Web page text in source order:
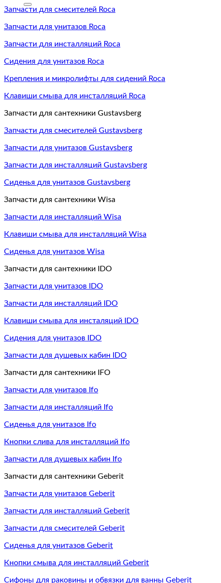
Запчасти для смесителей Roca
Запчасти для унитазов Roca
Запчасти для инсталляций Roca
Сидения для унитазов Roca
Крепления и микролифты для сидений Roca
Клавиши смыва для инсталляций Roca
Запчасти для сантехники Gustavsberg
Запчасти для смесителей Gustavsberg
Запчасти для унитазов Gustavsberg
Запчасти для инсталляций Gustavsberg
Сиденья для унитазов Gustavsberg
Запчасти для сантехники Wisa
Запчасти для инсталляций Wisa
Клавиши смыва для инсталляций Wisa
Сиденья для унитазов Wisa
Запчасти для сантехники IDO
Запчасти для унитазов IDO
Запчасти для инсталляций IDO
Клавиши смыва для инсталяций IDO
Сидения для унитазов IDO
Запчасти для душевых кабин IDO
Запчасти для сантехники IFO
Запчасти для унитазов Ifo
Запчасти для инсталляций Ifo
Сиденья для унитазов Ifo
Кнопки слива для инсталляций Ifo
Запчасти для душевых кабин Ifo
Запчасти для сантехники Geberit
Запчасти для унитазов Geberit
Запчасти для инсталляций Geberit
Запчасти для смесителей Geberit
Сиденья для унитазов Geberit
Кнопки смыва для инсталляций Geberit
Сифоны для раковины и обвязки для ванны Geberit